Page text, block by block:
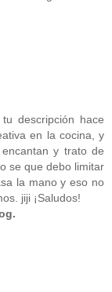
descripción hace
en la cocina, y
y trato de
se que debo limitar
la mano y eso no
jiji ¡Saludos!